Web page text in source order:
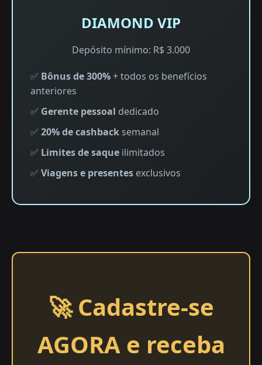
DIAMOND VIP
Depósito mínimo: R$ 3.000
✅ Bônus de 300%+ todos os benefícios
anteriores
✅ Gerente pessoal dedicado
✅ 20% de cashback semanal
✅ Limites de saque ilimitados
✅ Viagens e presentes exclusivos
🚀 Cadastre-se
AGORA e receba